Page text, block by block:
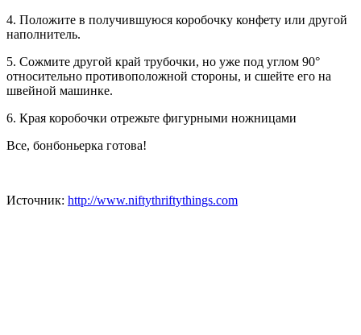
4. Положите в получившуюся коробочку конфету или другой
наполнитель.
5. Сожмите другой край трубочки, но уже под углом 90°
относительно противоположной стороны, и сшейте его на
швейной машинке.
6. Края коробочки отрежьте фигурными ножницами
Все, бонбоньерка готова!
Источник: http://www.niftythriftythings.com